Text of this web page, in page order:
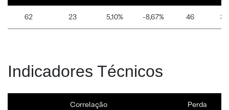
62 23 5,10% -8,67% 46 39
Indicadores Técnicos
Correlação
Perda